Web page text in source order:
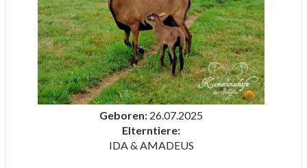
Geboren: 26.07.2025
Elterntiere:
IDA & AMADEUS